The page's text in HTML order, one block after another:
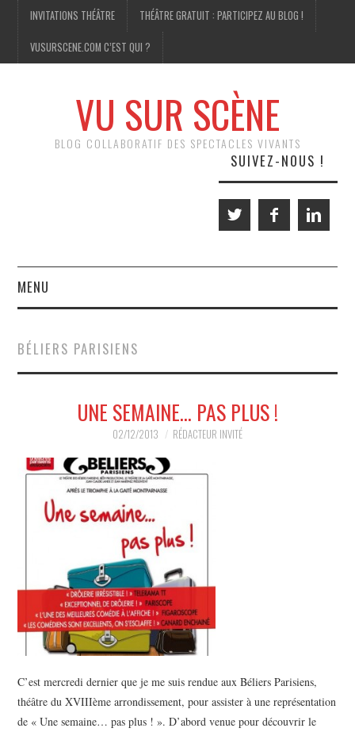
INVITATIONS THÉÂTRE THÉÂTRE GRATUIT : PARTICIPEZ AU BLOG !
VUSURSCENE.COM C’EST QUI ?
VU SUR SCÈNE
BLOG COLLABORATIF DES SPECTACLES VIVANTS
SUIVEZ-NOUS !
MENU
MUSIQUE
HUMOUR
HORS SCÈNE
PROPOSER UN SPECTACLE
BÉLIERS PARISIENS
UNE SEMAINE… PAS PLUS !
02/12/2013 RÉDACTEUR INVITÉ
C’est mercredi dernier que je me suis rendue aux Béliers Parisiens,
théâtre du XVIIIème arrondissement, pour assister à une représentation
de « Une semaine… pas plus ! ». D’abord venue pour découvrir le